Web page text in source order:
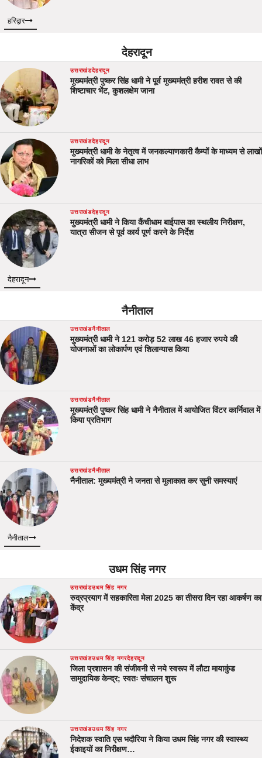
हरिद्वार
देहरादून
उत्तराखंडदेहरादून
मुख्यमंत्री पुष्कर सिंह धामी ने पूर्व मुख्यमंत्री हरीश रावत से की
शिष्टाचार भेंट, कुशलक्षेम जाना
उत्तराखंडदेहरादून
मुख्यमंत्री धामी के नेतृत्व में जनकल्याणकारी कैम्पों के माध्यम से लाखों
नागरिकों को मिला सीधा लाभ
उत्तराखंडदेहरादून
मुख्यमंत्री धामी ने किया कैंचीधाम बाईपास का स्थलीय निरीक्षण,
यात्रा सीजन से पूर्व कार्य पूर्ण करने के निर्देश
देहरादून
नैनीताल
उत्तराखंडनैनीताल
मुख्यमंत्री धामी ने 121 करोड़ 52 लाख 46 हजार रुपये की
योजनाओं का लोकार्पण एवं शिलान्यास किया
उत्तराखंडनैनीताल
मुख्यमंत्री पुष्कर सिंह धामी ने नैनीताल में आयोजित विंटर कार्निवाल में
किया प्रतिभाग
उत्तराखंडनैनीताल
नैनीताल: मुख्यमंत्री ने जनता से मुलाकात कर सुनी समस्याएं
नैनीताल
उधम सिंह नगर
उत्तराखंडउधम सिंह नगर
रुद्रप्रयाग में सहकारिता मेला 2025 का तीसरा दिन रहा आकर्षण का
केंद्र
उत्तराखंडउधम सिंह नगरदेहरादून
जिला प्रशासन की संजीवनी से नये स्वरूप में लौटा मायाकुंड
सामुदायिक केन्द्र; स्वतः संचालन शुरू
उत्तराखंडउधम सिंह नगर
निदेशक स्वाति एस भदौरिया ने किया उधम सिंह नगर की स्वास्थ्य
ईकाइयों का निरीक्षण…